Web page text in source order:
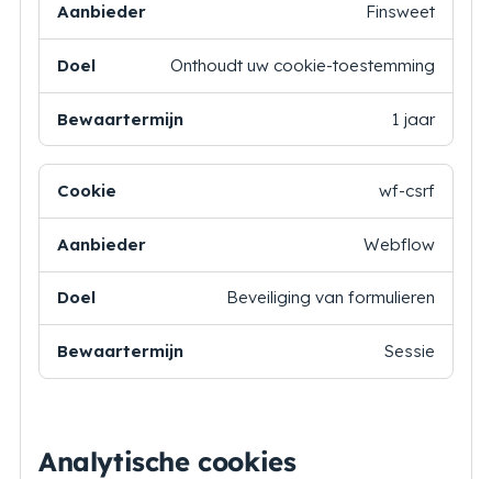
Finsweet
Onthoudt uw cookie-toestemming
1 jaar
wf-csrf
Webflow
Beveiliging van formulieren
Sessie
Analytische cookies